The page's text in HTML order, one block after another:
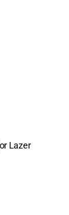
Lazer